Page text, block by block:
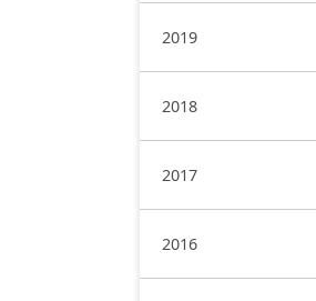
2019
2018
2017
2016